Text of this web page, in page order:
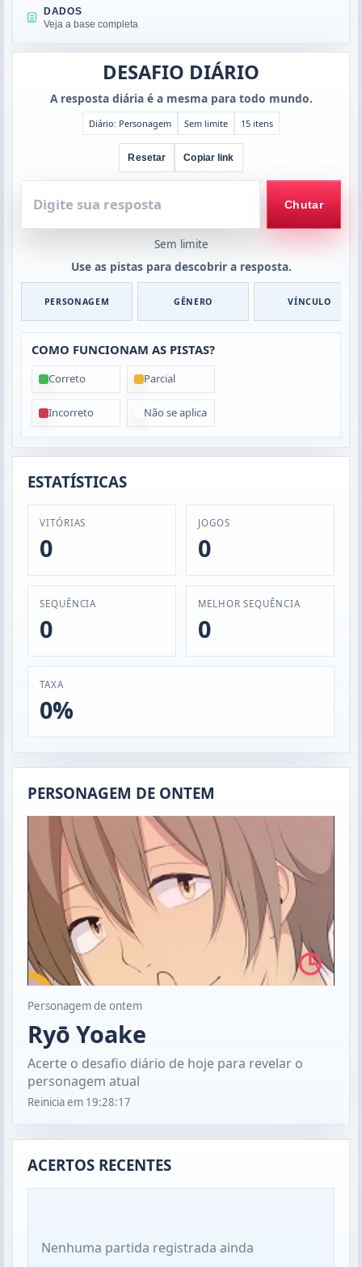
DADOS
Veja a base completa
DESAFIO DIÁRIO
A resposta diária é a mesma para todo mundo.
Diário: Personagem Sem limite 15 itens
Resetar Copiar link
sua
resposta
Chutar
Sem limite
Use as pistas para descobrir a resposta.
PERSONAGEM GÊNERO VÍNCULO
COMO FUNCIONAM AS PISTAS?
Correto Parcial
Incorreto Não se aplica
ESTATÍSTICAS
VITÓRIAS
0
JOGOS
0
SEQUÊNCIA
0
MELHOR SEQUÊNCIA
0
TAXA
0%
PERSONAGEM DE ONTEM
◷
Personagem de ontem
Ryō Yoake
Acerte o desafio diário de hoje para revelar o
personagem atual
Reinicia em 19:28:17
ACERTOS RECENTES
Nenhuma partida registrada ainda